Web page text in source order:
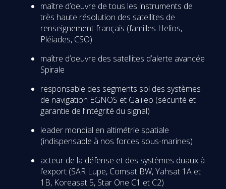
maître d’oeuvre de tous les instruments de
très haute résolution des satellites de
renseignement français (familles Helios,
Pléiades, CSO)
maître d’oeuvre des satellites d’alerte avancée
Spirale
responsable des segments sol des systèmes
de navigation EGNOS et Galileo (sécurité et
garantie de l’intégrité du signal)
leader mondial en altimétrie spatiale
(indispensable à nos forces sous-marines)
acteur de la défense et des systèmes duaux à
l’export (SAR Lupe, Comsat BW, Yahsat 1A et
1B, Koreasat 5, Star One C1 et C2)